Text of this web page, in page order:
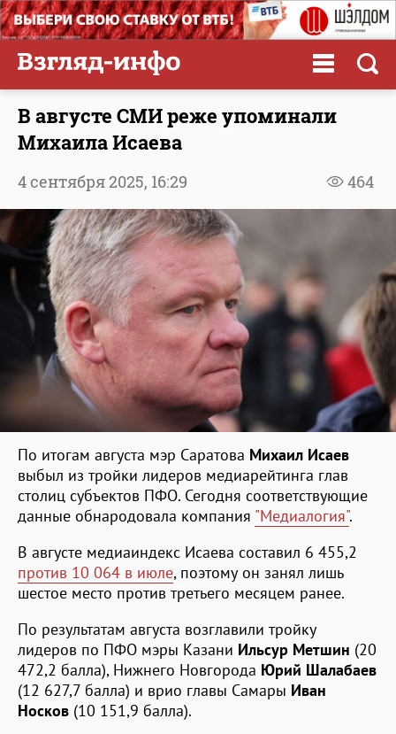
В августе СМИ реже упоминали
Михаила Исаева
464
4 сентября 2025, 16:29
По итогам августа мэр Саратова Михаил Исаев
выбыл из тройки лидеров медиарейтинга глав
столиц субъектов ПФО. Сегодня соответствующие
данные обнародовала компания "Медиалогия".
В августе медиаиндекс Исаева составил 6 455,2
против 10 064 в июле, поэтому он занял лишь
шестое место против третьего месяцем ранее.
По результатам августа возглавили тройку
лидеров по ПФО мэры Казани Ильсур Метшин (20
472,2 балла), Нижнего Новгорода Юрий Шалабаев
(12 627,7 балла) и врио главы Самары Иван
Носков (10 151,9 балла).